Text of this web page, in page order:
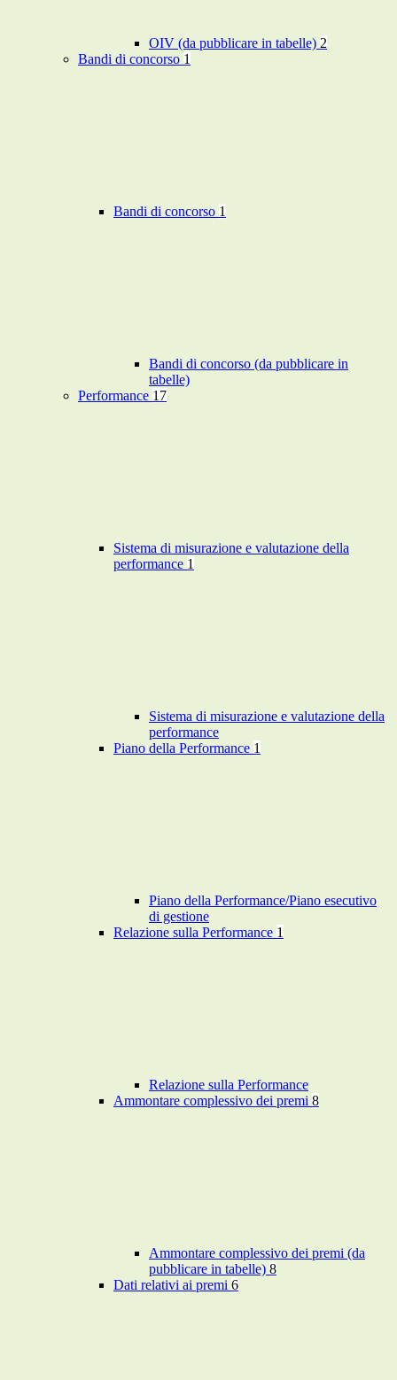
OIV (da pubblicare in tabelle) 2
Bandi di concorso 1
Bandi di concorso 1
Bandi di concorso (da pubblicare in
tabelle)
Performance 17
Sistema di misurazione e valutazione della
performance 1
Sistema di misurazione e valutazione della
performance
Piano della Performance 1
Piano della Performance/Piano esecutivo
di gestione
Relazione sulla Performance 1
Relazione sulla Performance
Ammontare complessivo dei premi 8
Ammontare complessivo dei premi (da
pubblicare in tabelle) 8
Dati relativi ai premi 6